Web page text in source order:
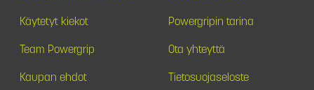
Käytetyt kiekot Powergripin tarina
Team Powergrip Ota yhteyttä
Kaupan ehdot Tietosuojaseloste